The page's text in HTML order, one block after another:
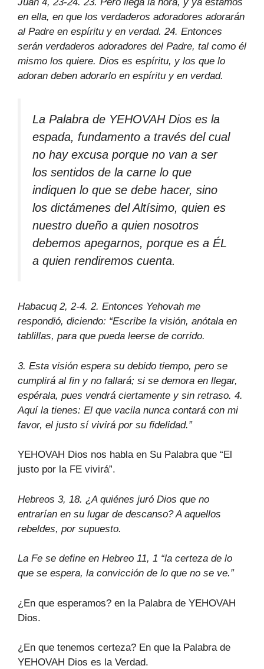
en ella, en que los verdaderos adoradores adorarán
al Padre en espíritu y en verdad. 24. Entonces
serán verdaderos adoradores del Padre, tal como él
mismo los quiere. Dios es espíritu, y los que lo
adoran deben adorarlo en espíritu y en verdad.
La Palabra de YEHOVAH Dios es la
espada, fundamento a través del cual
no hay excusa porque no van a ser
los sentidos de la carne lo que
indiquen lo que se debe hacer, sino
los dictámenes del Altísimo, quien es
nuestro dueño a quien nosotros
debemos apegarnos, porque es a ÉL
a quien rendiremos cuenta.
Habacuq 2, 2-4. 2. Entonces Yehovah me
respondió, diciendo: “Escribe la visión, anótala en
tablillas, para que pueda leerse de corrido.
3. Esta visión espera su debido tiempo, pero se
cumplirá al fin y no fallará; si se demora en llegar,
espérala, pues vendrá ciertamente y sin retraso. 4.
Aquí la tienes: El que vacila nunca contará con mi
favor, el justo sí vivirá por su fidelidad.”
YEHOVAH Dios nos habla en Su Palabra que “El
justo por la FE vivirá”.
Hebreos 3, 18. ¿A quiénes juró Dios que no
entrarían en su lugar de descanso? A aquellos
rebeldes, por supuesto.
La Fe se define en Hebreo 11, 1 “la certeza de lo
que se espera, la convicción de lo que no se ve.”
¿En que esperamos? en la Palabra de YEHOVAH
Dios.
¿En que tenemos certeza? En que la Palabra de
YEHOVAH Dios es la Verdad.